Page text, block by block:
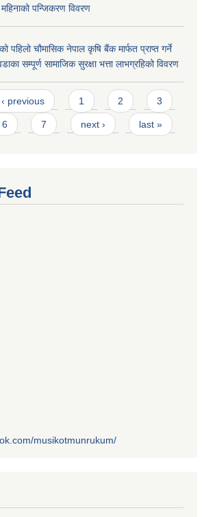
पन्जिकरण विवरण
पहिलो चौमासिक नेपाल कृषि बैंक मार्फत प्राप्त गर्ने
सम्पूर्ण सामाजिक सुरक्षा भत्ता लाभग्रहिको विवरण
‹ previous 1 2 3
6 7 next › last »
musikotmunrukum/